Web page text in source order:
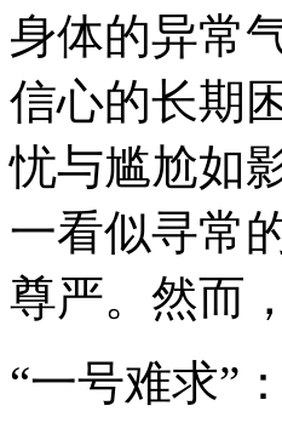
身体的异常
信心的长期
忧与尴尬如
一看似寻常
尊严。然而
“一号难求”